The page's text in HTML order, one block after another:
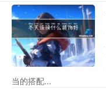
当的搭配...